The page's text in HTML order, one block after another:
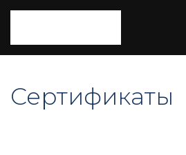
Сертификаты